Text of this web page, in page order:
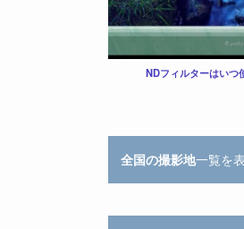
NDフィルターはいつ
全国の撮影地一覧を